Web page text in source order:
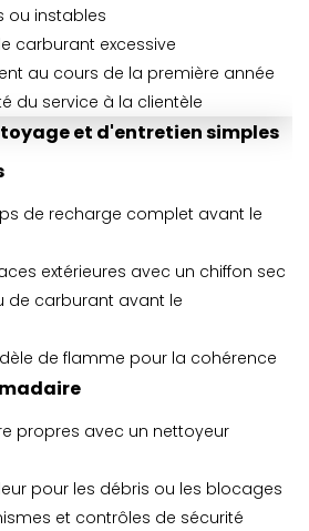
ou instables
carburant excessive
au cours de la première année
du service à la clientèle
et d'entretien simples
de recharge complet avant le
extérieures avec un chiffon sec
de carburant avant le
de flamme pour la cohérence
propres avec un nettoyeur
pour les débris ou les blocages
et contrôles de sécurité